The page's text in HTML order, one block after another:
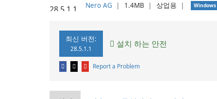
Nero AG ❘ 1.4MB ❘ 상업용 ❘ Windows
최신 버전:
28.5.1.1 설치 하는 안전
Report a Problem